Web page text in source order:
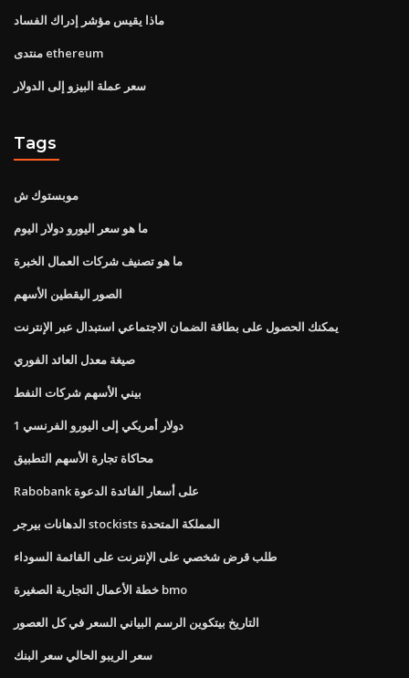
ماذا يقيس مؤشر إدراك الفساد
منتدى ethereum
سعر عملة البيزو إلى الدولار
Tags
موبستوك ش
ما هو سعر اليورو دولار اليوم
ما هو تصنيف شركات العمال الخبرة
الصور اليقطين الأسهم
يمكنك الحصول على بطاقة الضمان الاجتماعي استبدال عبر الإنترنت
صيغة معدل العائد الفوري
بيني الأسهم شركات النفط
1 دولار أمريكي إلى اليورو الفرنسي
محاكاة تجارة الأسهم التطبيق
Rabobank على أسعار الفائدة الدعوة
الدهانات بيرجر stockists المملكة المتحدة
طلب قرض شخصي على الإنترنت على القائمة السوداء
خطة الأعمال التجارية الصغيرة bmo
التاريخ بيتكوين الرسم البياني السعر في كل العصور
سعر الريبو الحالي سعر البنك